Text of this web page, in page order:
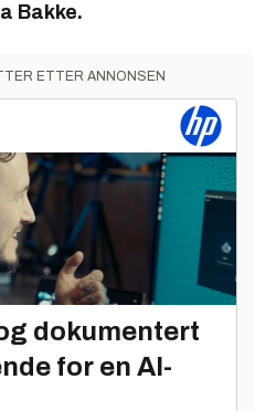
Bakke.
ETTER ANNONSEN
dokumentert
for en AI-